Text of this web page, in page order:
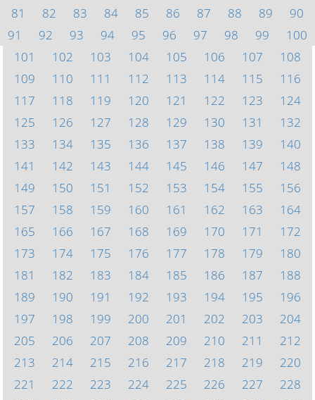
81
82 83 84 85 86 87 88 89
90
91
92 93 94 95 96 97 98 99
100
101
102 103 104 105 106 107
108
109
110 111 112 113 114 115
116
117
118 119 120 121 122 123
124
125
126 127 128 129 130 131
132
133
134 135 136 137 138 139
140
141
142 143 144 145 146 147
148
149
150 151 152 153 154 155
156
157
158 159 160 161 162 163
164
165
166 167 168 169 170 171
172
173
174 175 176 177 178 179
180
181
182 183 184 185 186 187
188
189
190 191 192 193 194 195
196
197
198 199 200 201 202 203
204
205
206 207 208 209 210 211
212
213
214 215 216 217 218 219
220
221
222 223 224 225 226 227
228